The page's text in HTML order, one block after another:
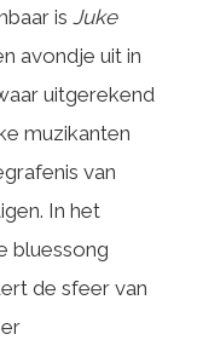
is Juke
avondje uit in
uitgerekend
muzikanten
van
In het
bluessong
de sfeer van